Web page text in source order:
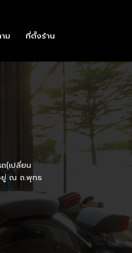
ม ที่ตั้งร้าน
(เปลี่ยน
ยู่ ณ ถ.พุทธ